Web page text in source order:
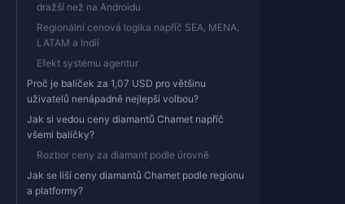
dražší než na Androidu
Regionální cenová logika napříč SEA, MENA,
LATAM a Indií
Efekt systému agentur
Proč je balíček za 1,07 USD pro většinu
uživatelů nenápadně nejlepší volbou?
Jak si vedou ceny diamantů Chamet napříč
všemi balíčky?
Rozbor ceny za diamant podle úrovně
Jak se liší ceny diamantů Chamet podle regionu
a platformy?